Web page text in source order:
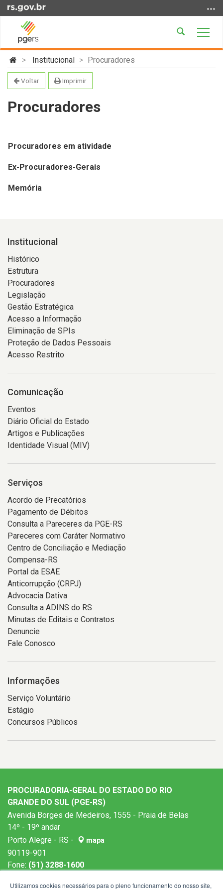
para
conteúdo
Ir
para
menu
para
Abrir
Início
do
conteúdo
Institucional Procuradores
Voltar Imprimir
Procuradores
Procuradores em atividade
Ex-Procuradores-Gerais
Memória
Institucional
Histórico
Estrutura
Procuradores
Legislação
Gestão Estratégica
Acesso a Informação
Eliminação de SPIs
Proteção de Dados Pessoais
Acesso Restrito
Comunicação
Eventos
Diário Oficial do Estado
Artigos e Publicações
Identidade Visual (MIV)
Serviços
Acordo de Precatórios
Pagamento de Débitos
Consulta a Pareceres da PGE-RS
Pareceres com Caráter Normativo
Centro de Conciliação e Mediação
Compensa-RS
Portal da ESAE
Anticorrupção (CRPJ)
Advocacia Dativa
Consulta a ADINS do RS
Minutas de Editais e Contratos
Denuncie
Fale Conosco
Informações
Serviço Voluntário
Estágio
Concursos Públicos
PROCURADORIA-GERAL DO ESTADO DO RIO
GRANDE DO SUL (PGE-RS)
Avenida Borges de Medeiros, 1555 - Praia de Belas
14º - 19º andar
Porto Alegre - RS -
mapa
90119-901
Fone: (51) 3288-1600
Utilizamos cookies necessários para o pleno funcionamento do nosso site,